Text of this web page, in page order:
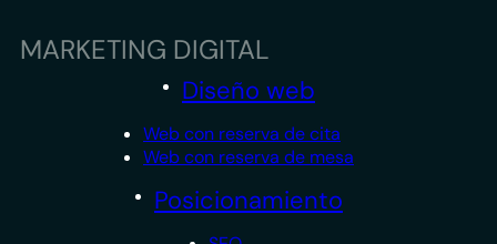
MARKETING DIGITAL
Diseño web
Web con reserva de cita
Web con reserva de mesa
Posicionamiento